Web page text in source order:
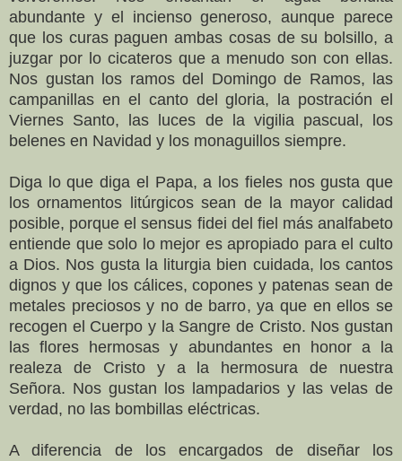
abundante y el incienso generoso, aunque parece
que los curas paguen ambas cosas de su bolsillo, a
juzgar por lo cicateros que a menudo son con ellas.
Nos gustan los ramos del Domingo de Ramos, las
campanillas en el canto del gloria, la postración el
Viernes Santo, las luces de la vigilia pascual, los
belenes en Navidad y los monaguillos siempre.
Diga lo que diga el Papa, a los fieles nos gusta que
los ornamentos litúrgicos sean de la mayor calidad
posible, porque el sensus fidei del fiel más analfabeto
entiende que solo lo mejor es apropiado para el culto
a Dios. Nos gusta la liturgia bien cuidada, los cantos
dignos y que los cálices, copones y patenas sean de
metales preciosos y no de barro, ya que en ellos se
recogen el Cuerpo y la Sangre de Cristo. Nos gustan
las flores hermosas y abundantes en honor a la
realeza de Cristo y a la hermosura de nuestra
Señora. Nos gustan los lampadarios y las velas de
verdad, no las bombillas eléctricas.
A diferencia de los encargados de diseñar los